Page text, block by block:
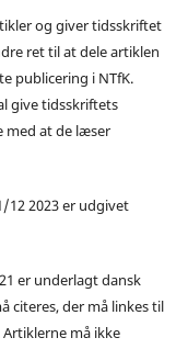
og giver tidsskriftet
ret til at dele artiklen
publicering i NTfK.
give tidsskriftets
med at de læser
12 2023 er udgivet
er underlagt dansk
citeres, der må linkes til
må ikke